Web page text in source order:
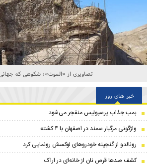
تصاویری از «الموت»؛ شکوهی که
خبر های روز
بمب جذاب پرسپولیس منفجر می‌شود
واژگونی مرگبار سمند در اصفهان با ۴ کشته
رونالدو از گنجینه خودروهای لوکسش رونمایی کرد
کشف صدها قرص نان از خانه‌ای در اراک